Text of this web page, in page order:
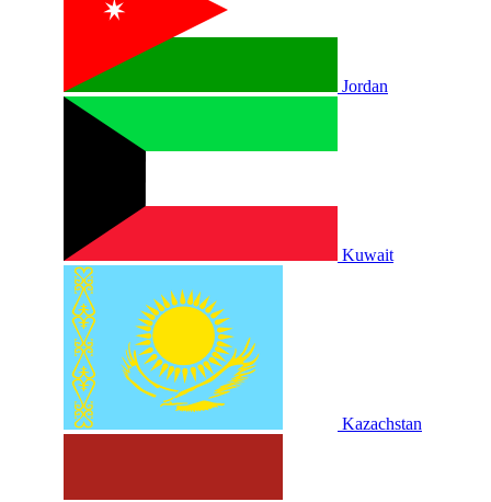
Jordan
Kuwait
Kazachstan